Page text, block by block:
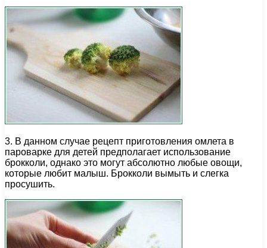
3. В данном случае рецепт приготовления омлета в
пароварке для детей предполагает использование
брокколи, однако это могут абсолютно любые овощи,
которые любит малыш. Брокколи вымыть и слегка
просушить.